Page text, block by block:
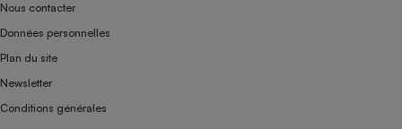
Nous contacter
Données personnelles
Plan du site
Newsletter
Conditions générales